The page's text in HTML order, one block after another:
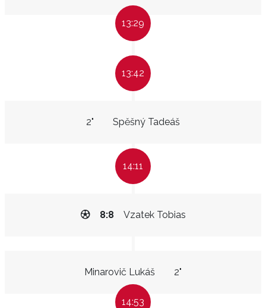
13:29
13:42
Spěšný Tadeáš
2"
14:11
Vzatek Tobias
8:8
Minarovič Lukáš 2"
14:53